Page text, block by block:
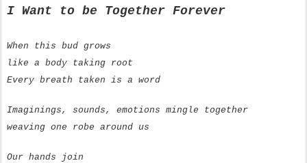
I Want to be Together Forever
When this bud grows
like a body taking root
Every breath taken is a word
Imaginings, sounds, emotions mingle together
weaving one robe around us
Our hands join